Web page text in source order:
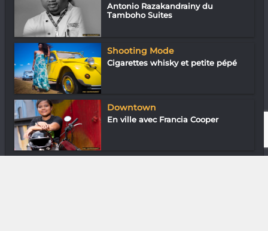
Antonio Razakandrainy du
Tamboho Suites
Shooting Mode
Cigarettes whisky et petite pépé
Downtown
En ville avec Francia Cooper